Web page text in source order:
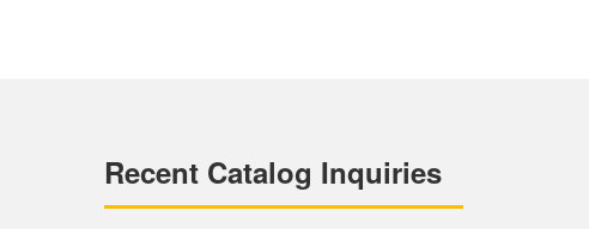
Recent Catalog Inquiries